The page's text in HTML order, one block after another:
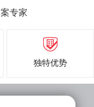
专家

独特优势